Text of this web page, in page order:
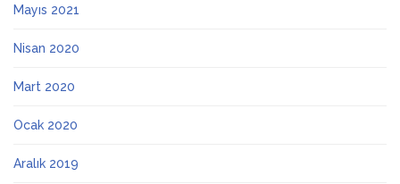
Mayıs 2021
Nisan 2020
Mart 2020
Ocak 2020
Aralık 2019